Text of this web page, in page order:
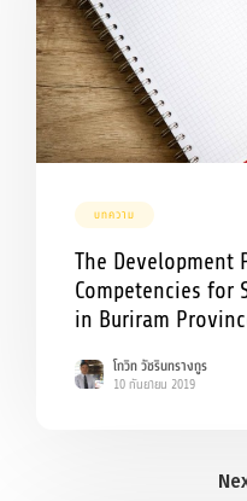
บทความ
The Development
Competencies for
in Buriram
โกวิท วัชรินทรางกูร
10 กันยายน 2019